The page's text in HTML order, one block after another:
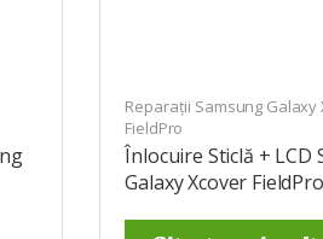
Reparații Samsung Galaxy
FieldPro
Înlocuire Sticlă + LCD
Galaxy Xcover FieldPro